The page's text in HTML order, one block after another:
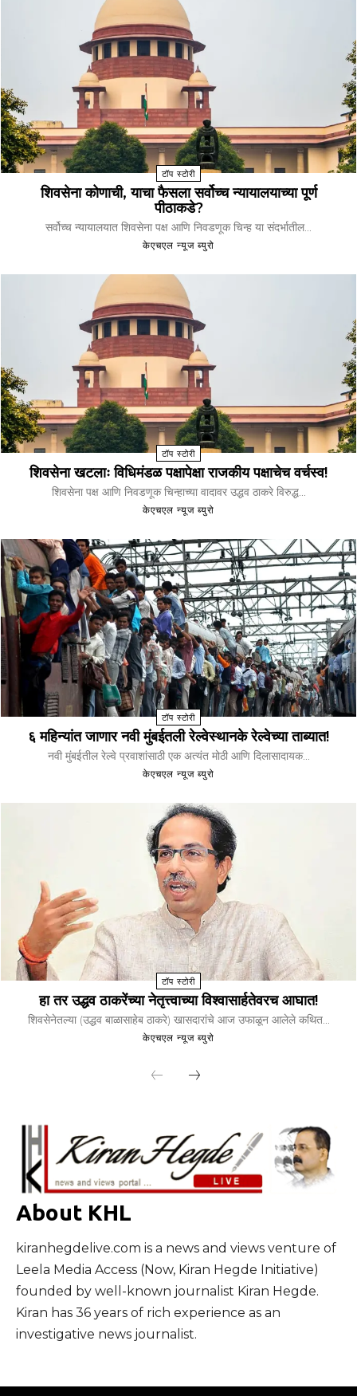
टॉप स्टोरी
शिवसेना कोणाची, याचा फैसला सर्वोच्च न्यायालयाच्या पूर्ण
पीठाकडे?
सर्वोच्च न्यायालयात शिवसेना पक्ष आणि निवडणूक चिन्ह या संदर्भातील...
केएचएल न्यूज ब्युरो
टॉप स्टोरी
शिवसेना खटलाः विधिमंडळ पक्षापेक्षा राजकीय पक्षाचेच वर्चस्व!
शिवसेना पक्ष आणि निवडणूक चिन्हाच्या वादावर उद्धव ठाकरे विरुद्ध...
केएचएल न्यूज ब्युरो
टॉप स्टोरी
६ महिन्यांत जाणार नवी मुंबईतली रेल्वेस्थानके रेल्वेच्या ताब्यात!
नवी मुंबईतील रेल्वे प्रवाशांसाठी एक अत्यंत मोठी आणि दिलासादायक...
केएचएल न्यूज ब्युरो
टॉप स्टोरी
हा तर उद्धव ठाकरेंच्या नेतृत्त्वाच्या विश्वासार्हतेवरच आघात!
शिवसेनेतल्या (उद्धव बाळासाहेब ठाकरे) खासदारांचे आज उफाळून आलेले कथित...
केएचएल न्यूज ब्युरो
About KHL
kiranhegdelive.com is a news and views venture of
Leela Media Access (Now, Kiran Hegde Initiative)
founded by well-known journalist Kiran Hegde.
Kiran has 36 years of rich experience as an
investigative news journalist.